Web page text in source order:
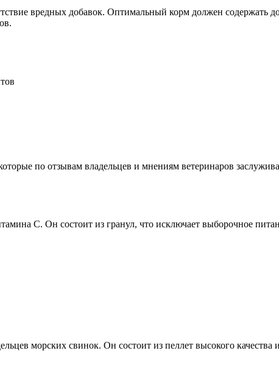
вредных добавок. Оптимальный корм должен содержать
по отзывам владельцев и мнениям ветеринаров
С. Он состоит из гранул, что исключает выборочное
морских свинок. Он состоит из пеллет высокого